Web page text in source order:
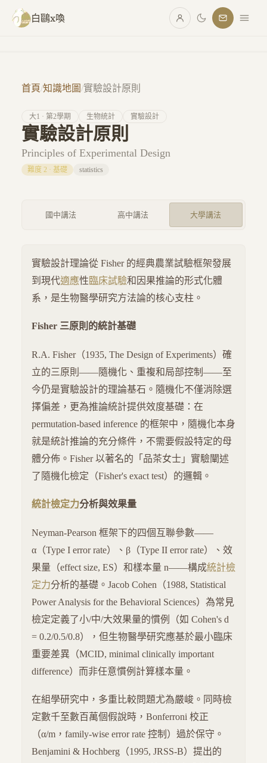
跳至主要內容
白鷗x喚
首頁/知識地圖/實驗設計原則
大1 · 第2學期 生物統計 實驗設計
實驗設計原則
Principles of Experimental Design
難度 2 · 基礎 statistics
國中講法 高中講法 大學講法
實驗設計理論從 Fisher 的經典農業試驗框架發展
到現代適應性臨床試驗和因果推論的形式化體
系，是生物醫學研究方法論的核心支柱。
Fisher 三原則的統計基礎
R.A. Fisher（1935, The Design of Experiments）確
立的三原則——隨機化、重複和局部控制——至
今仍是實驗設計的理論基石。隨機化不僅消除選
擇偏差，更為推論統計提供效度基礎：在
permutation-based inference 的框架中，隨機化本身
就是統計推論的充分條件，不需要假設特定的母
體分佈。Fisher 以著名的「品茶女士」實驗闡述
了隨機化檢定（Fisher's exact test）的邏輯。
統計檢定力分析與效果量
Neyman-Pearson 框架下的四個互聯參數——
α（Type I error rate）、β（Type II error rate）、效
果量（effect size, ES）和樣本量 n——構成統計檢
定力分析的基礎。Jacob Cohen（1988, Statistical
Power Analysis for the Behavioral Sciences）為常見
檢定定義了小/中/大效果量的慣例（如 Cohen's d
= 0.2/0.5/0.8），但生物醫學研究應基於最小臨床
重要差異（MCID, minimal clinically important
difference）而非任意慣例計算樣本量。
在組學研究中，多重比較問題尤為嚴峻。同時檢
定數千至數百萬個假說時，Bonferroni 校正
（α/m，family-wise error rate 控制）過於保守。
Benjamini & Hochberg（1995, JRSS-B）提出的